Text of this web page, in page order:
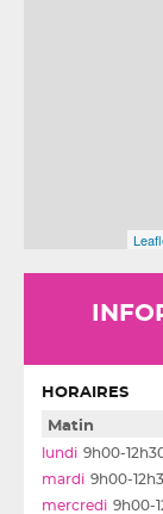
HORAIRES
Matin
9h00-
9h00-
9h00-